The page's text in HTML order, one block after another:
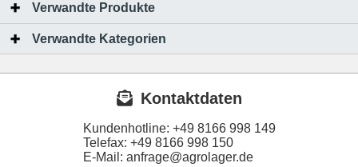
Verwandte Produkte
Verwandte Kategorien
Kontaktdaten
Kundenhotline: +49 8166 998 149
Telefax: +49 8166 998 150
E-Mail: anfrage@agrolager.de